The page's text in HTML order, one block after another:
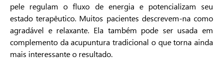
pele regulam o fluxo de energia e potencializam seu
estado terapêutico. Muitos pacientes descrevem-na como
agradável e relaxante. Ela também pode ser usada em
complemento da acupuntura tradicional o que torna ainda
mais interessante o resultado.